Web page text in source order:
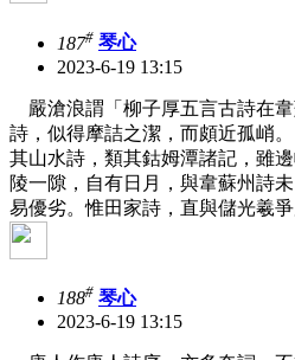
187# 琴心
2023-6-19 13:15
嚴滄浪謂「柳子厚五言古詩在
詩，似得摩詰之潔，而頗近孤峭。
其山水詩，類其鈷姆潭諸記，雖
陵一隙，自有日月，與韋蘇州詩未
易優劣。惟田家詩，直與儲光羲
188# 琴心
2023-6-19 13:15